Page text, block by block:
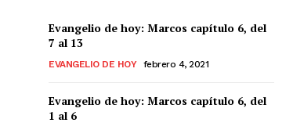
Evangelio de hoy: Marcos capítulo 6, del
7 al 13
EVANGELIO DE HOY febrero 4, 2021
Evangelio de hoy: Marcos capítulo 6, del
1 al 6